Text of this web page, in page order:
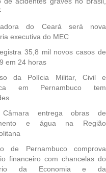
do Ceará será nova
executiva do MEC
35,8 mil novos casos de
em 24 horas
da Polícia Militar, Civil e
em Pernambuco tem
Câmara entrega obras de
e água na Região
de Pernambuco comprova
financeiro com chancelas do
da Economia e da